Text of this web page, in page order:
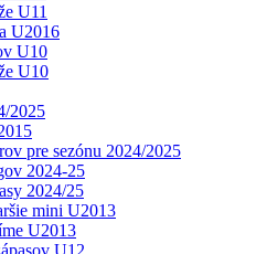
U11
U2016
U10
U10
2025
pre sezónu 2024/2025
2024-25
2024/25
mini U2013
U2013
U12